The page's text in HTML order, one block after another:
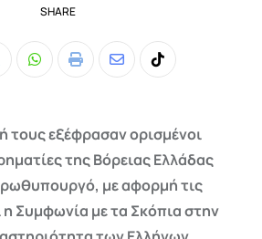
SHARE
Whatsapp
Print
ShareTiktok
τους εξέφρασαν ορισμένοι
της Βόρειας Ελλάδας
με αφορμή τις
η Συμφωνία με τα Σκόπια στην